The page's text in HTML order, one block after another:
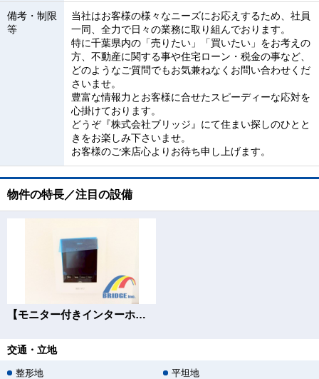
備考・制限
等
当社はお客様の様々なニーズにお応えするため、社員
一同、全力で日々の業務に取り組んでおります。
特に千葉県内の「売りたい」「買いたい」をお考えの
方、不動産に関する事や住宅ローン・税金の事など、
どのようなご質問でもお気兼ねなくお問い合わせくだ
さいませ。
豊富な情報力とお客様に合せたスピーディーな応対を
心掛けております。
どうぞ『株式会社ブリッジ』にて住まい探しのひとと
きをお楽しみ下さいませ。
お客様のご来店心よりお待ち申し上げます。
物件の特長／注目の設備
【モニター付きインターホン】
交通・立地
整形地
平坦地